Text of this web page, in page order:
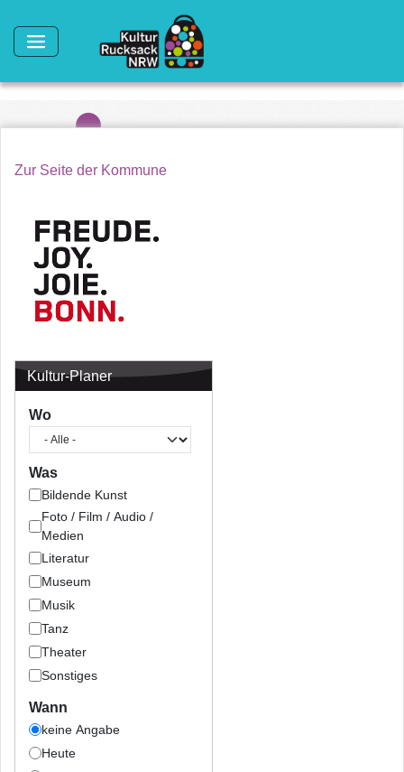
Zur Seite der Kommune
Kultur-Planer
Wo
Was
Bildende Kunst
Foto / Film / Audio /
Medien
Literatur
Museum
Musik
Tanz
Theater
Sonstiges
Wann
keine Angabe
Heute